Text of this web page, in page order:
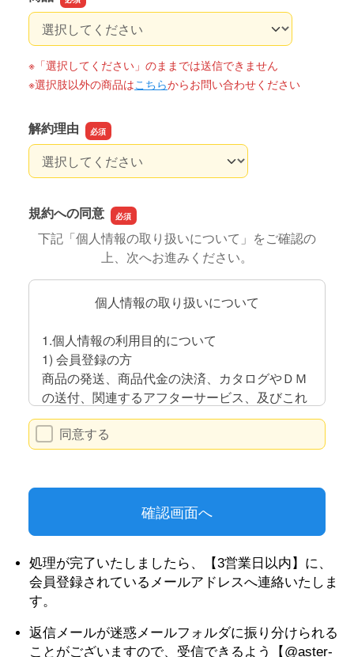
処理が完了いたしましたら、【3営業日以内】に、
会員登録されているメールアドレスへ連絡いたしま
す。
返信メールが迷惑メールフォルダに振り分けられる
ことがございますので、受信できるよう【@aster-